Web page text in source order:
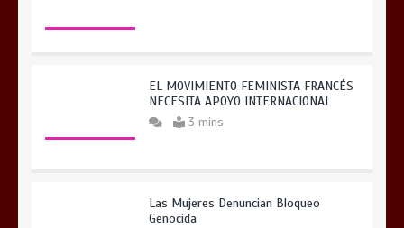
EL MOVIMIENTO FEMINISTA FRANCÉS
NECESITA APOYO INTERNACIONAL
3 mins
Las Mujeres Denuncian Bloqueo
Genocida